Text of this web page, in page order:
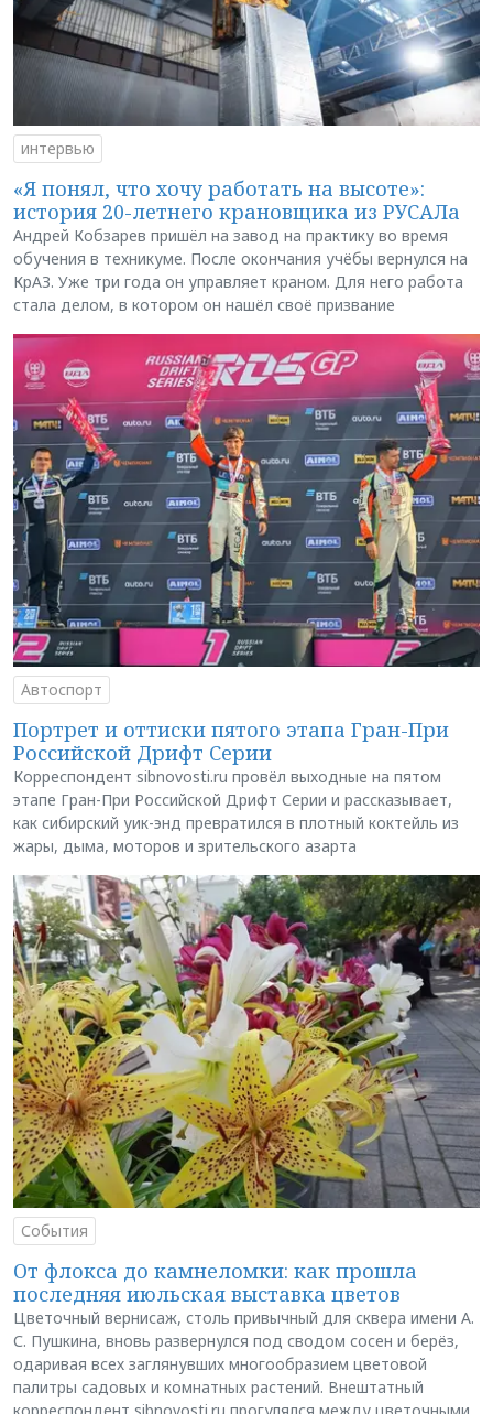
интервью
«Я понял, что хочу работать на высоте»:
история 20-летнего крановщика из РУСАЛа
Андрей Кобзарев пришёл на завод на практику во время
обучения в техникуме. После окончания учёбы вернулся на
КрАЗ. Уже три года он управляет краном. Для него работа
стала делом, в котором он нашёл своё призвание
Автоспорт
Портрет и оттиски пятого этапа Гран-При
Российской Дрифт Серии
Корреспондент sibnovosti.ru провёл выходные на пятом
этапе Гран-При Российской Дрифт Серии и рассказывает,
как сибирский уик-энд превратился в плотный коктейль из
жары, дыма, моторов и зрительского азарта
События
От флокса до камнеломки: как прошла
последняя июльская выставка цветов
Цветочный вернисаж, столь привычный для сквера имени А.
С. Пушкина, вновь развернулся под сводом сосен и берёз,
одаривая всех заглянувших многообразием цветовой
палитры садовых и комнатных растений. Внештатный